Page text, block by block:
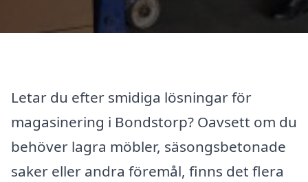
Letar du efter smidiga lösningar för
magasinering i Bondstorp? Oavsett om du
behöver lagra möbler, säsongsbetonade
saker eller andra föremål, finns det flera